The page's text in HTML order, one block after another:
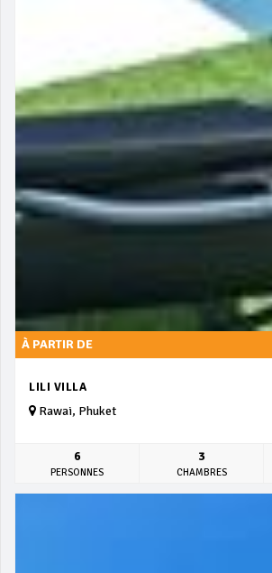
À PARTIR DE
LILI VILLA
Rawai, Phuket
6
PERSONNES
3
CHAMBRES